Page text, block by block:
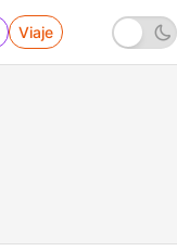
Viaje